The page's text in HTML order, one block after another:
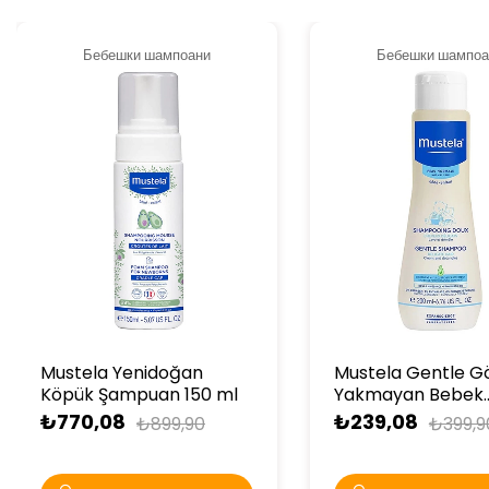
Бебешки шампоани
Mustela Yenidoğan
Köpük Şampuan 150 ml
₺770,08 ₺899,90
Бебешки
Mustela Gentle
Yakmayan Bebek
Şampuanı 200ml
₺239,08